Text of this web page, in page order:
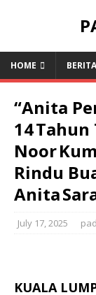
HOME
“Anita
14
Noor
Rindu
Anita
July 17, 2025
KUALA